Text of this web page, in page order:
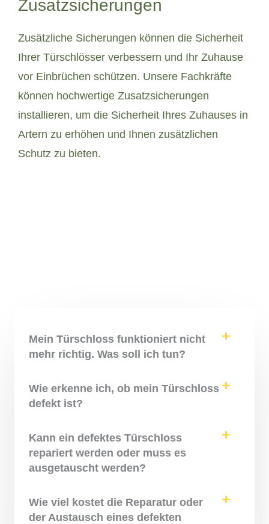
Zusatzsicherungen
Zusätzliche Sicherungen können die Sicherheit
Ihrer Türschlösser verbessern und Ihr Zuhause
vor Einbrüchen schützen. Unsere Fachkräfte
können hochwertige Zusatzsicherungen
installieren, um die Sicherheit Ihres Zuhauses in
Artern zu erhöhen und Ihnen zusätzlichen
Schutz zu bieten.
Mein Türschloss funktioniert nicht
mehr richtig. Was soll ich tun?
Wie erkenne ich, ob mein Türschloss
defekt ist?
Kann ein defektes Türschloss
repariert werden oder muss es
ausgetauscht werden?
Wie viel kostet die Reparatur oder
der Austausch eines defekten